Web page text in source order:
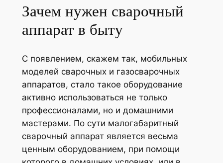
Зачем нужен сварочный
аппарат в быту
С появлением, скажем так, мобильных
моделей сварочных и газосварочных
аппаратов, стало такое оборудование
активно использоваться не только
профессионалами, но и домашними
мастерами. По сути малогабаритный
сварочный аппарат является весьма
ценным оборудованием, при помощи